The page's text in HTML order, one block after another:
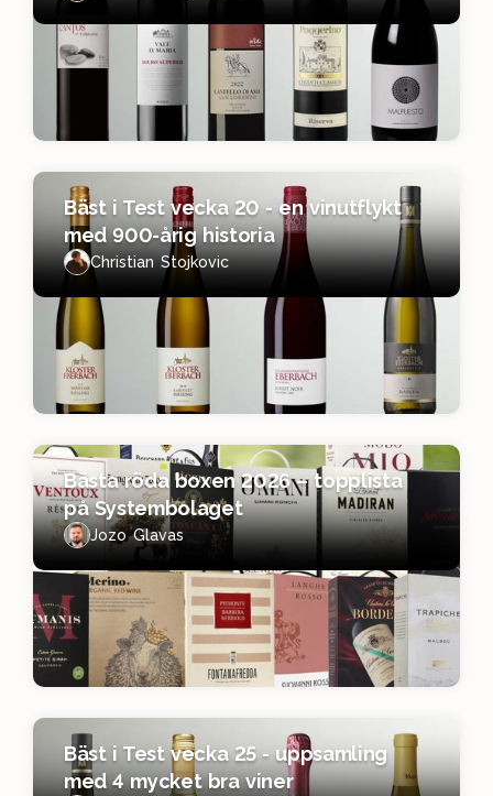
Bäst i Test vecka 20 - en vinutflykt
med 900-årig historia
Christian Stojkovic
Bästa röda boxen 2026 – topplista
på Systembolaget
Jozo Glavas
Bäst i Test vecka 25 - uppsamling
med 4 mycket bra viner